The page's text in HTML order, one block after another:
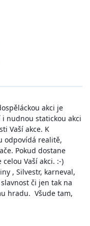
akci je
nudnou statickou akci
Vaší akce. K
odpovídá realitě,
Pokud dostane
Vaší akci. :-)
, Silvestr, karneval,
či jen tak na
hradu. Všude tam,